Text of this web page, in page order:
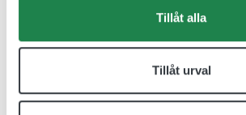
Tillåt alla
Tillåt urval
Relaterade produkter